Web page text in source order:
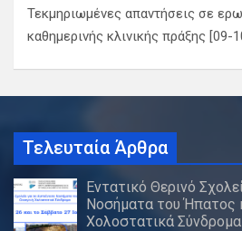
Τεκμηριωμένες απαντήσεις σε
καθημερινής κλινικής πράξης [09-
Τελευταία Άρθρα
Εντατικό Θερινό
Νοσήματα του Ήπατος
Χολοστατικά